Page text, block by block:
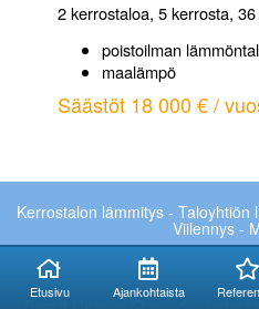
Etusivu Ajankohtaista
2 kerrostaloa, 5 kerrosta,
poistoilman
maalämpö
Säästöt 18 000 € /
Kerrostalon lämmitys -
Viilennys -